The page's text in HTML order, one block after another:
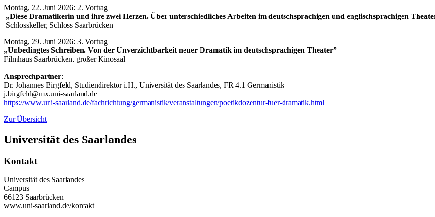
Montag, 22. Juni 2026: 2. Vortrag
„Diese Dramatikerin und ihre zwei Herzen. Über unterschiedliches Arbeiten im deutschsprachigen und englischsprachigen
Schlosskeller, Schloss Saarbrücken
Montag, 29. Juni 2026: 3. Vortrag
„Unbedingtes Schreiben. Von der Unverzichtbarkeit neuer Dramatik im deutschsprachigen Theater”
Filmhaus Saarbrücken, großer Kinosaal
Ansprechpartner:
Dr. Johannes Birgfeld, Studiendirektor i.H., Universität des Saarlandes, FR 4.1 Germanistik
j.birgfeld@mx.uni-saarland.de
https://www.uni-saarland.de/fachrichtung/germanistik/veranstaltungen/poetikdozentur-fuer-dramatik.html
Zur Übersicht
Universität des Saarlandes
Kontakt
Universität des Saarlandes
Campus
66123 Saarbrücken
www.uni-saarland.de/kontakt